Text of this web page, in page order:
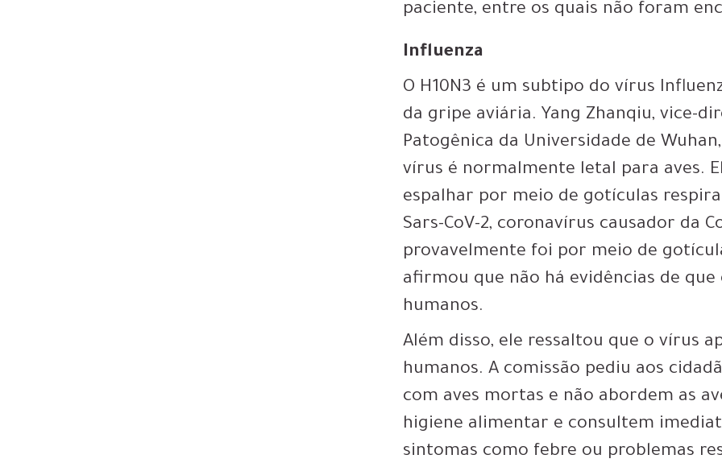
paciente, entre os quais não foram
Influenza
O H10N3 é um subtipo do vírus
da gripe aviária. Yang Zhanqiu, vice-
Patogênica da Universidade de
vírus é normalmente letal para aves.
espalhar por meio de gotículas
Sars-CoV-2, coronavírus causador da
provavelmente foi por meio de
afirmou que não há evidências de
humanos.
Além disso, ele ressaltou que o vírus
humanos. A comissão pediu aos
com aves mortas e não abordem as
higiene alimentar e consultem
sintomas como febre ou problemas